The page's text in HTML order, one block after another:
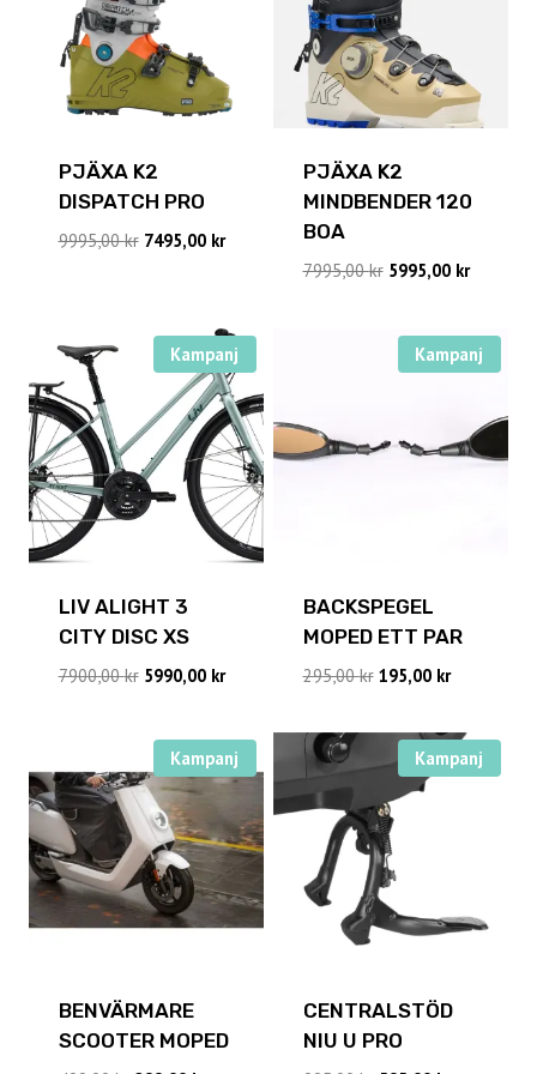
PJÄXA K2
DISPATCH PRO
9995,00kr Det
9995,00 kr.
7495,00 krDet
nuvarande
7495,00 kr.
PJÄXA K2
MINDBENDER 120
BOA
7995,00kr Det
7995,00 kr.
5995,00 krDet
är:
5995,00
Kampanj
LIV ALIGHT 3
CITY DISC XS
7900,00kr Det
7900,00 kr.
5990,00 krDet
är:
5990,00 kr.
Kampanj
BACKSPEGEL
MOPED ETT PAR
295,00kr Det
priset
295,00 kr.
195,00 krDet
priset
är:
195,00 kr.
Kampanj
BENVÄRMARE
SCOOTER MOPED
Kampanj
CENTRALSTÖD
NIU U PRO